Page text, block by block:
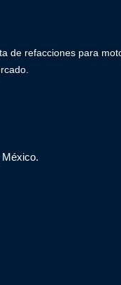
de refacciones para